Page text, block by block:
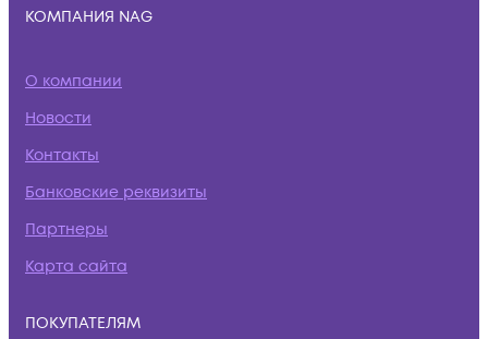
КОМПАНИЯ NAG
О компании
Новости
Контакты
Банковские реквизиты
Партнеры
Карта сайта
ПОКУПАТЕЛЯМ